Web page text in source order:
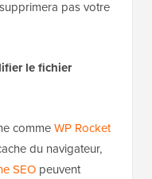
pas votre
le fichier
commeWP Rocket
du navigateur,
SEO peuvent